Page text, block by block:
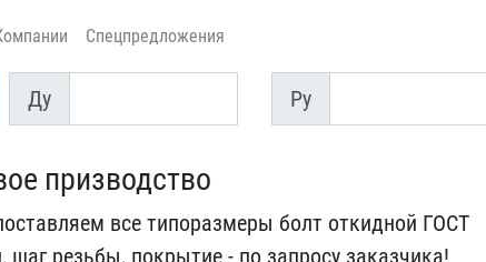
Спецпредложения
Ду
Ду
Py
Py
призводст​во
все типоразмеры болт ​откидной ГОСТ
шаг резьбы, пок​рытие - по запросу заказ​чика!